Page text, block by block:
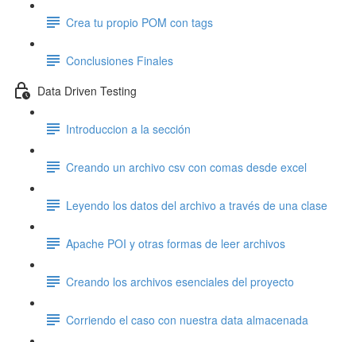
Crea tu propio POM con tags
Conclusiones Finales
Data Driven Testing
Introduccion a la sección
Creando un archivo csv con comas desde excel
Leyendo los datos del archivo a través de una clase
Apache POI y otras formas de leer archivos
Creando los archivos esenciales del proyecto
Corriendo el caso con nuestra data almacenada